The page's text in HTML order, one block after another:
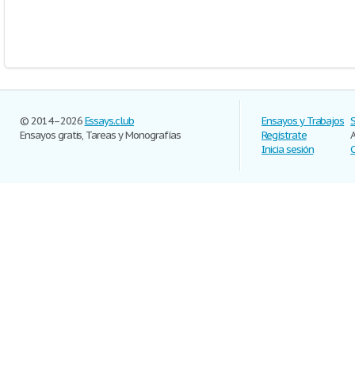
© 2014–2026Essays.club
Ensayos gratis, Tareas y Monografías
Ensayos y Trabajos
Regístrate
Inicia sesión